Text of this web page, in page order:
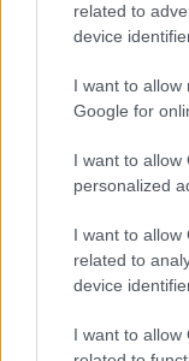
related to
device
I want to allow
Google for
I want to allow
personalized
I want to allow
related to
device
I want to allow
Újra megbízást
kerületben,
érintett lehet a